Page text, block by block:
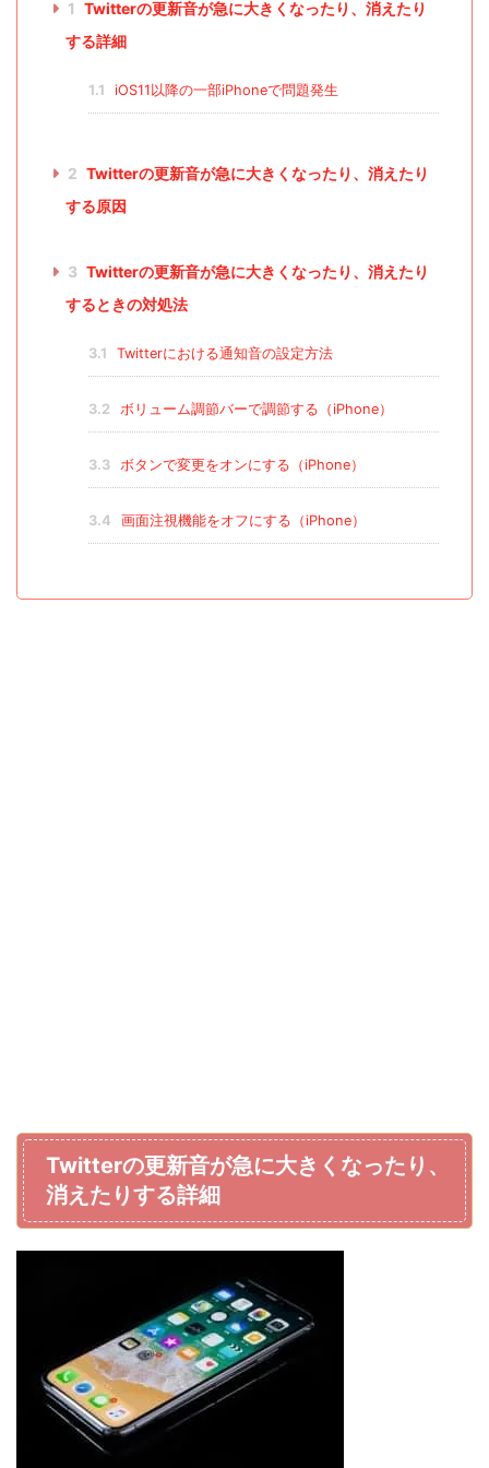
1 Twitterの更新音が急に大きくなったり、消えたり
する詳細
1.1 iOS11以降の一部iPhoneで問題発生
2 Twitterの更新音が急に大きくなったり、消えたり
する原因
3 Twitterの更新音が急に大きくなったり、消えたり
するときの対処法
3.1 Twitterにおける通知音の設定方法
3.2 ボリューム調節バーで調節する（iPhone）
3.3 ボタンで変更をオンにする（iPhone）
3.4 画面注視機能をオフにする（iPhone）
Twitterの更新音が急に大きくなったり、
消えたりする詳細